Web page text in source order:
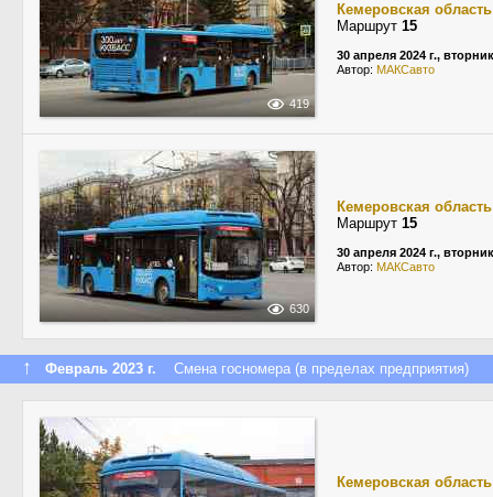
419
Кемеровская
Маршрут 15
30 апреля 2024 г., вторник
Автор: МАКСавто
630
Кемеровская
Маршрут 15
30 апреля 2024 г., вторник
Автор: МАКСавто
↑ Февраль 2023 г. Смена госномера (в пределах предприятия)
Кемеровская